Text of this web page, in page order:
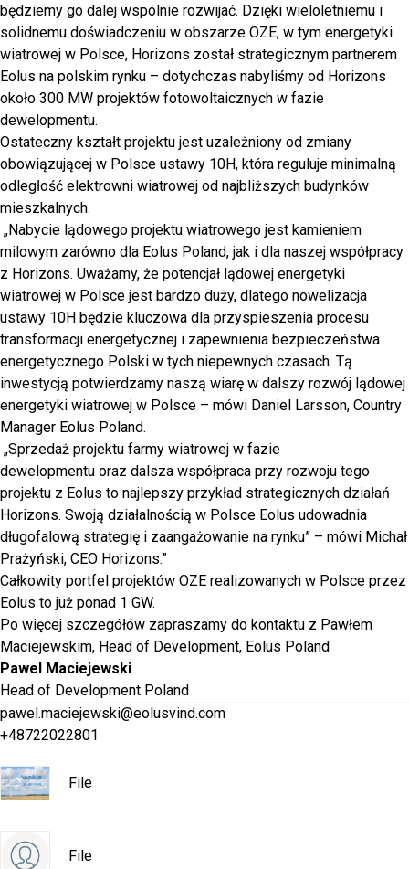
będziemy go dalej wspólnie rozwijać. Dzięki wieloletniemu i
solidnemu doświadczeniu w obszarze OZE, w tym energetyki
wiatrowej w Polsce, Horizons został strategicznym partnerem
Eolus na polskim rynku – dotychczas nabyliśmy od Horizons
około 300 MW projektów fotowoltaicznych w fazie
dewelopmentu.
Ostateczny kształt projektu jest uzależniony od zmiany
obowiązującej w Polsce ustawy 10H, która reguluje minimalną
odległość elektrowni wiatrowej od najbliższych budynków
mieszkalnych.
„Nabycie lądowego projektu wiatrowego jest kamieniem
milowym zarówno dla Eolus Poland, jak i dla naszej współpracy
z Horizons. Uważamy, że potencjał lądowej energetyki
wiatrowej w Polsce jest bardzo duży, dlatego nowelizacja
ustawy 10H będzie kluczowa dla przyspieszenia procesu
transformacji energetycznej i zapewnienia bezpieczeństwa
energetycznego Polski w tych niepewnych czasach. Tą
inwestycją potwierdzamy naszą wiarę w dalszy rozwój lądowej
energetyki wiatrowej w Polsce – mówi Daniel Larsson, Country
Manager Eolus Poland.
„Sprzedaż projektu farmy wiatrowej w fazie
dewelopmentu oraz dalsza współpraca przy rozwoju tego
projektu z Eolus to najlepszy przykład strategicznych działań
Horizons. Swoją działalnością w Polsce Eolus udowadnia
długofalową strategię i zaangażowanie na rynku” – mówi Michał
Prażyński, CEO Horizons.”
Całkowity portfel projektów OZE realizowanych w Polsce przez
Eolus to już ponad 1 GW.
Po więcej szczegółów zapraszamy do kontaktu z Pawłem
Maciejewskim, Head of Development, Eolus Poland
Pawel Maciejewski
Head of Development Poland
pawel.maciejewski@eolusvind.com
+48722022801
File
File